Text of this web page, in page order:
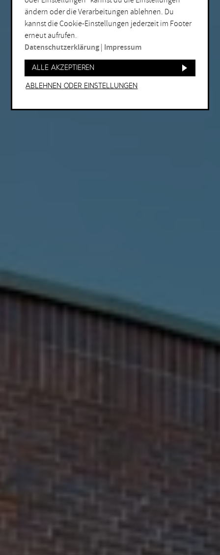
ändern oder die Verarbeitungen ablehnen. Du
kannst die Cookie-Einstellungen jederzeit im Footer
erneut aufrufen.
Datenschutzerklärung Impressum
Alle akzeptieren
Ablehnen oder Einstellungen